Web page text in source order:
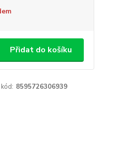
Přidat do košíku
kód: 8595726306939